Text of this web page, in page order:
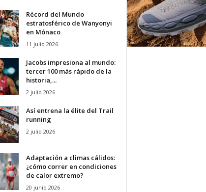
Récord del Mundo
estratosférico de Wanyonyi
en Mónaco
11 julio 2026
Jacobs impresiona al mundo:
tercer 100 más rápido de la
historia,...
2 julio 2026
Así entrena la élite del Trail
running
2 julio 2026
Adaptación a climas cálidos:
¿cómo correr en condiciones
de calor extremo?
20 junio 2026